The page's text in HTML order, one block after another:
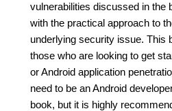
vulnerabilities discussed in the
with the practical approach to
underlying security issue. This
those who are looking to get
or Android application
need to be an Android
book, but it is highly